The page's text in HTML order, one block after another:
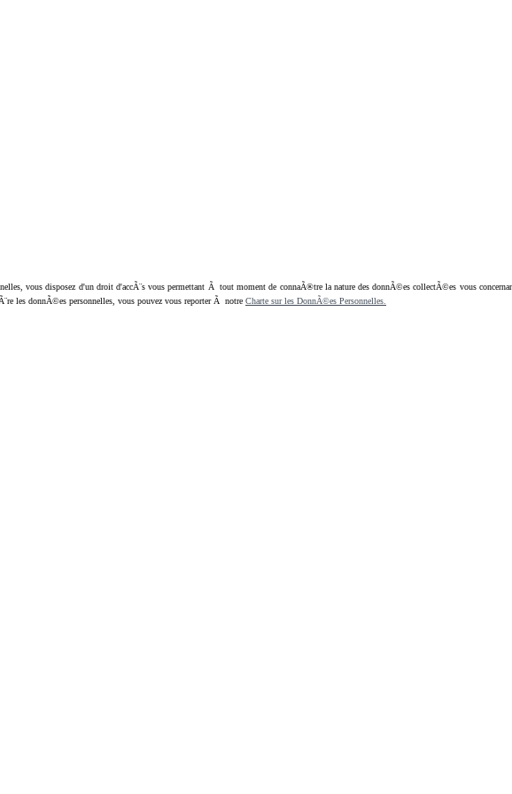
vous disposez d'un droit d'accÃ¨s vous permettant Ã tout moment de connaÃ®tre la nature des donnÃ©es collectÃ©es vous
les donnÃ©es personnelles, vous pouvez vous reporter Ã notre Charte sur les DonnÃ©es Personnelles.